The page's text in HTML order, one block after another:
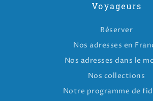
Voyageurs
Réserver
Nos adresses en
Nos adresses dans le
Nos collections
Notre programme de